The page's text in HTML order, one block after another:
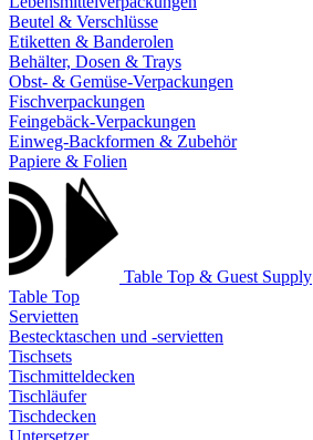
Beutel & Verschlüsse
Etiketten & Banderolen
Behälter, Dosen & Trays
Obst- & Gemüse-Verpackungen
Fischverpackungen
Feingebäck-Verpackungen
Einweg-Backformen & Zubehör
Papiere & Folien
Table Top & Guest Supply
Table Top
Servietten
Bestecktaschen und -servietten
Tischsets
Tischmitteldecken
Tischläufer
Tischdecken